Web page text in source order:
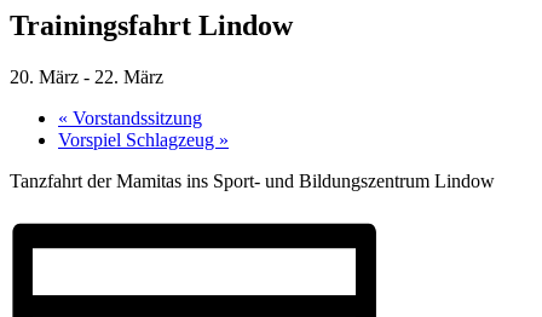
Trainingsfahrt Lindow
20. März - 22. März
« Vorstandssitzung
Vorspiel Schlagzeug »
Tanzfahrt der Mamitas ins Sport- und Bildungszentrum Lindow